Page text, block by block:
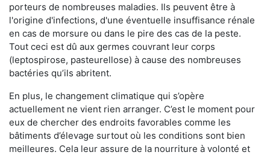
porteurs de nombreuses maladies. Ils peuvent être à
l'origine d'infections, d'une éventuelle insuffisance rénale
en cas de morsure ou dans le pire des cas de la peste.
Tout ceci est dû aux germes couvrant leur corps
(leptospirose, pasteurellose) à cause des nombreuses
bactéries qu’ils abritent.
En plus, le changement climatique qui s’opère
actuellement ne vient rien arranger. C’est le moment pour
eux de chercher des endroits favorables comme les
bâtiments d’élevage surtout où les conditions sont bien
meilleures. Cela leur assure de la nourriture à volonté et